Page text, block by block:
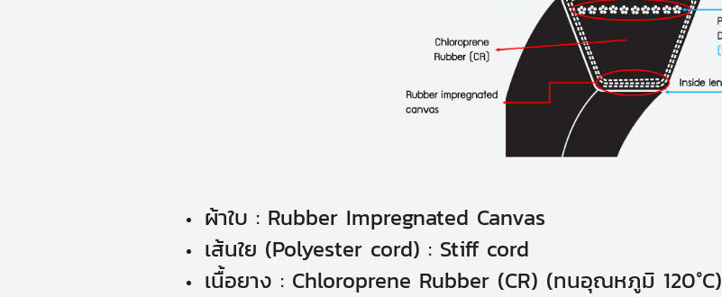
ผ้าใบ : Rubber Impregnated Canvas
เส้นใย (Polyester cord) : Stiff cord
เนื้อยาง : Chloroprene Rubber (CR) (ทนอุณหภูมิ 120°C)